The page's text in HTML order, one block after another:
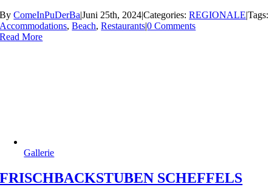
ByComeInPuDerBa|Juni 25th, 2024|Categories:REGIONALE|Tags:
Accommodations,Beach,Restaurants|0 Comments
Read More
Gallerie
FRISCHBACKSTUBEN SCHEFFELS